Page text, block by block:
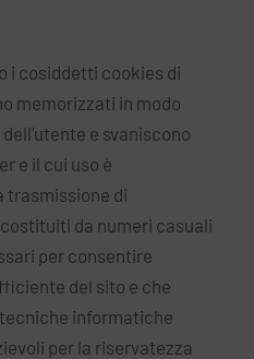
i cosiddetti cookies di
memorizzati in modo
e svaniscono
e il cui uso è
di
da numeri casuali
per consentire
del sito e che
informatiche
per la riservatezza